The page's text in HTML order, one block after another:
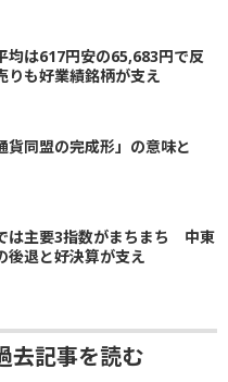
均は617円安の65,683円で反
も好業績銘柄が支え
貨同盟の完成形」の意味と
は主要3指数がまちまち 中東
後退と好決算が支え
去記事を読む